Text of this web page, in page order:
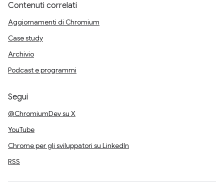
Contenuti correlati
Aggiornamenti di Chromium
Case study
Archivio
Podcast e programmi
Segui
@ChromiumDev su X
YouTube
Chrome per gli sviluppatori su LinkedIn
RSS